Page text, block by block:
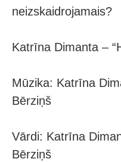
neizskaidrojamais?
Katrīna Dimanta –
Mūzika: Katrīna
Bērziņš
Vārdi: Katrīna
Bērziņš